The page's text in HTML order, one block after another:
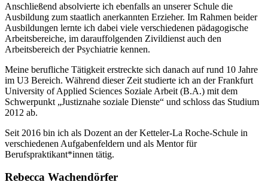
Anschließend absolvierte ich ebenfalls an unserer Schule die
Ausbildung zum staatlich anerkannten Erzieher. Im Rahmen beider
Ausbildungen lernte ich dabei viele verschiedenen pädagogische
Arbeitsbereiche, im darauffolgenden Zivildienst auch den
Arbeitsbereich der Psychiatrie kennen.
Meine berufliche Tätigkeit erstreckte sich danach auf rund 10 Jahre
im U3 Bereich. Während dieser Zeit studierte ich an der Frankfurt
University of Applied Sciences Soziale Arbeit (B.A.) mit dem
Schwerpunkt „Justiznahe soziale Dienste“ und schloss das Studium
2012 ab.
Seit 2016 bin ich als Dozent an der Ketteler-La Roche-Schule in
verschiedenen Aufgabenfeldern und als Mentor für
Berufspraktikant*innen tätig.
Rebecca Wachendörfer